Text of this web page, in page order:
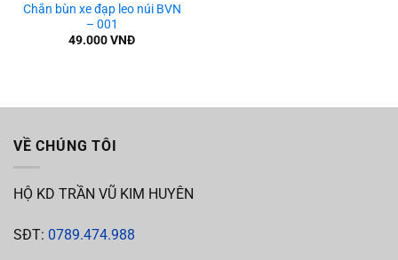
Chắn bùn xe đạp leo núi BVN
– 001
49.000VNĐ
VỀ CHÚNG TÔI
HỘ KD TRẦN VŨ KIM HUYÊN
SĐT: 0789.474.988